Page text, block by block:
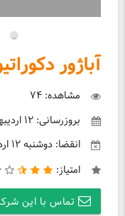
آباژور
مشاهده: ۷۴
بروزرسانی: ۱۲ اردیبهشت ۱۴۰۵
انقضا: دوشنبه ۱۲ اردیبهشت ۱۴۰۷
امتیاز:
تماس با این